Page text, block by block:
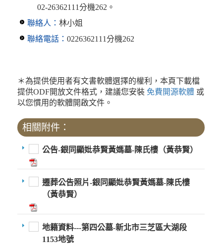
02-26362111分機262。
聯絡人： 林小姐
聯絡電話： 0226362111分機262
＊為提供使用者有文書軟體選擇的權利，本頁下載檔
提供ODF開放文件格式，建議您安裝 免費開源軟體 或
以您慣用的軟體開啟文件。
相關附件：
公告-銀同顯妣恭賢黃媽墓-陳氏樓（黃恭賢）
遷葬公告照片-銀同顯妣恭賢黃媽墓-陳氏樓
（黃恭賢）
地籍資料---第四公墓-新北市三芝區大湖段
1153地號